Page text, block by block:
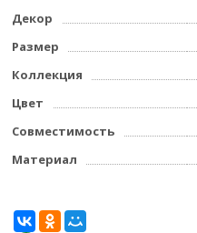
Декор
Размер
Коллекция
Цвет
Совместимость
Материал